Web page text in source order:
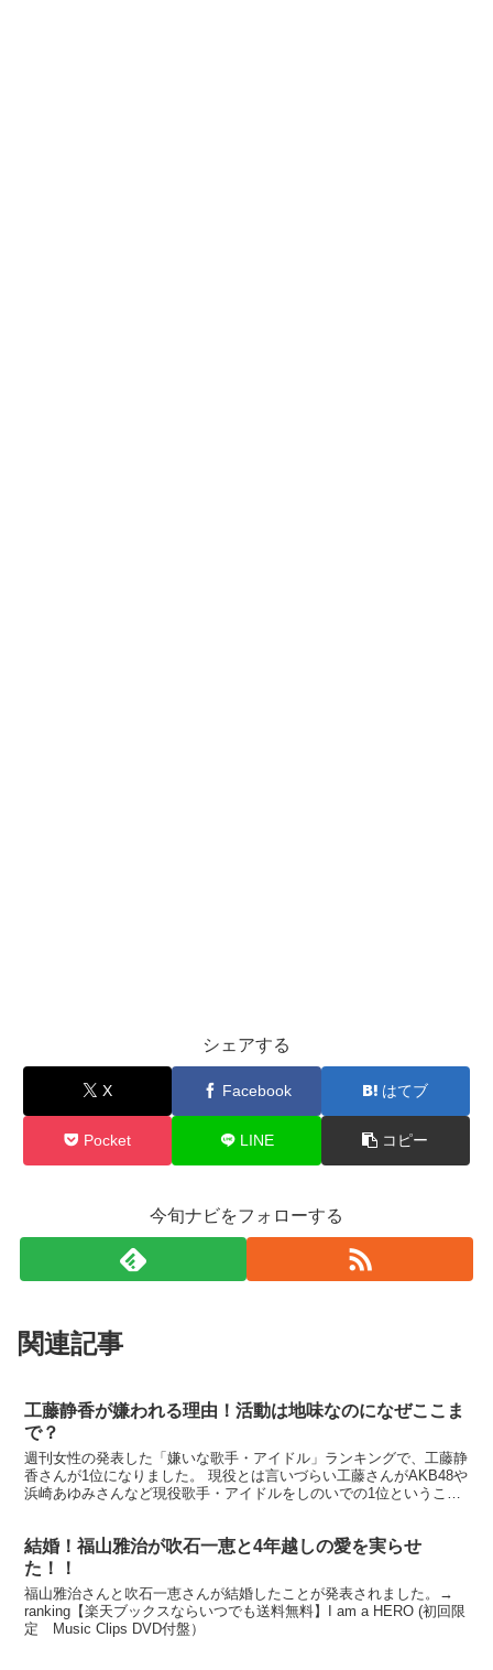
シェアする
X Facebook はてブ
Pocket LINE コピー
今旬ナビをフォローする
関連記事
工藤静香が嫌われる理由！活動は地味なのになぜここま
で？
週刊女性の発表した「嫌いな歌手・アイドル」ランキングで、工藤静
香さんが1位になりました。 現役とは言いづらい工藤さんがAKB48や
浜崎あゆみさんなど現役歌手・アイドルをしのいでの1位ということ
結婚！福山雅治が吹石一恵と4年越しの愛を実らせ
た！！
福山雅治さんと吹石一恵さんが結婚したことが発表されました。→
ranking【楽天ブックスならいつでも送料無料】I am a HERO (初回限
定 Music Clips DVD付盤）